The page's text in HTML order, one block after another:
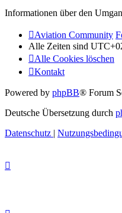
Informationen über den
Aviation Community
Alle Zeiten sind
Alle Cookies löschen
Kontakt
Powered by phpBB® Forum
Deutsche Übersetzung durch
Datenschutz |